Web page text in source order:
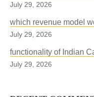
July 29, 2026
which revenue model
July 29, 2026
functionality of Indian
July 29, 2026